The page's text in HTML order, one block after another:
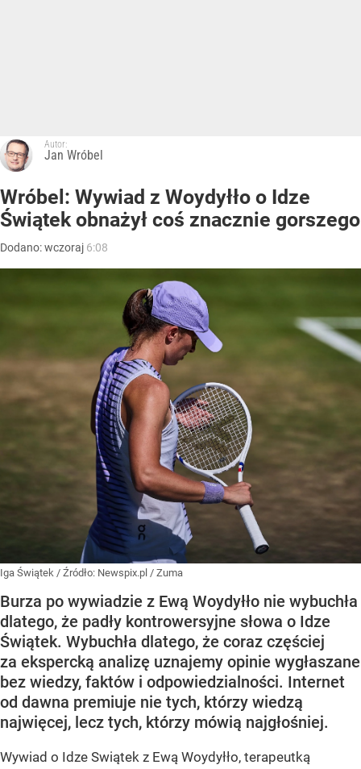
Autor:
Jan Wróbel
Wróbel: Wywiad z Woydyłło o Idze
Świątek obnażył coś znacznie gorszego
Dodano:wczoraj 6:08
Iga Świątek / Źródło: Newspix.pl / Zuma
Burza po wywiadzie z Ewą Woydyłło nie wybuchła
dlatego, że padły kontrowersyjne słowa o Idze
Świątek. Wybuchła dlatego, że coraz częściej
za ekspercką analizę uznajemy opinie wygłaszane
bez wiedzy, faktów i odpowiedzialności. Internet
od dawna premiuje nie tych, którzy wiedzą
najwięcej, lecz tych, którzy mówią najgłośniej.
Wywiad o Idze Swiątek z Ewą Woydyłło, terapeutką